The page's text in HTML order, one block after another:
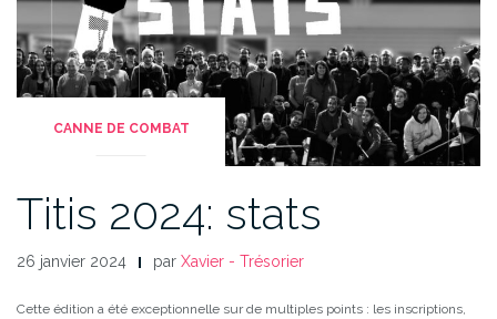
CANNE DE COMBAT
Titis 2024: stats
26 janvier 2024 par Xavier - Trésorier
Cette édition a été exceptionnelle sur de multiples points : les inscriptions,